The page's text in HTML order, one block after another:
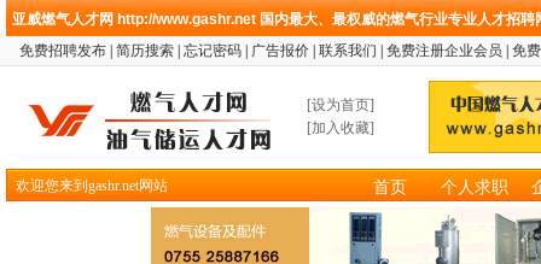
亚威燃气人才网 http://www.gashr.net 国内最大、最权威的燃气行业专业人才招
免费招聘发布 简历搜索 忘记密码 广告报价 联系我们 免费注册企业会员 免
[设为首页]
[加入收藏]
欢迎您来到gashr.net网站 首页 个人求职